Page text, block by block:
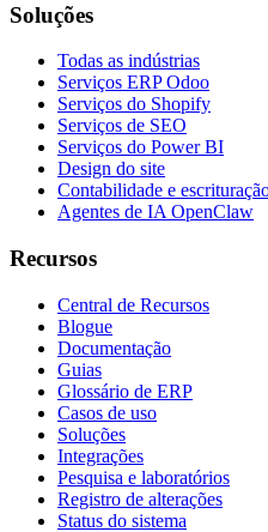
Soluções
Todas as indústrias
Serviços ERP Odoo
Serviços do Shopify
Serviços de SEO
Serviços do Power BI
Design do site
Contabilidade e
Agentes de IA OpenClaw
Recursos
Central de Recursos
Blogue
Documentação
Guias
Glossário de ERP
Casos de uso
Soluções
Integrações
Pesquisa e laboratórios
Registro de alterações
Status do sistema